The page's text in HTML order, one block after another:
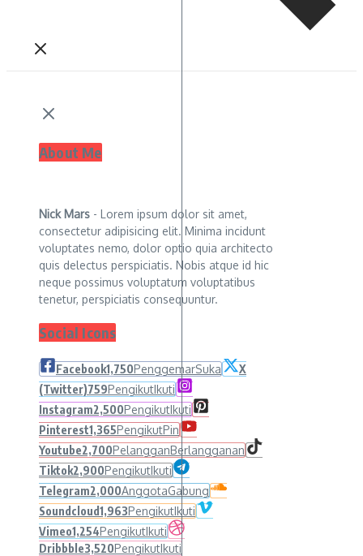
About Me
Nick Mars - Lorem ipsum dolor sit amet,
consectetur adipisicing elit. Minima incidunt
voluptates nemo, dolor optio quia architecto
quis delectus perspiciatis. Nobis atque id hic
neque possimus voluptatum voluptatibus
tenetur, perspiciatis consequuntur.
Social Icons
Facebook1,750PenggemarSuka
X
(Twitter)759PengikutIkuti
Instagram2,500PengikutIkuti
Pinterest1,365PengikutPin
Youtube2,700PelangganBerlangganan
Tiktok2,900PengikutIkuti
Telegram2,000AnggotaGabung
Soundcloud1,963PengikutIkuti
Vimeo1,254PengikutIkuti
Dribbble3,520PengikutIkuti